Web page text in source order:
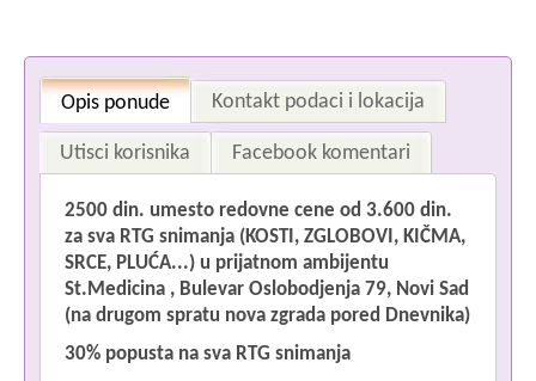
Opis ponude Kontakt podaci i lokacija
Utisci korisnika Facebook komentari
2500 din. umesto redovne cene od 3.600 din.
za sva RTG snimanja (KOSTI, ZGLOBOVI, KIČMA,
SRCE, PLUĆA...) u prijatnom ambijentu
St.Medicina , Bulevar Oslobodjenja 79, Novi Sad
(na drugom spratu nova zgrada pored Dnevnika)
30% popusta na sva RTG snimanja